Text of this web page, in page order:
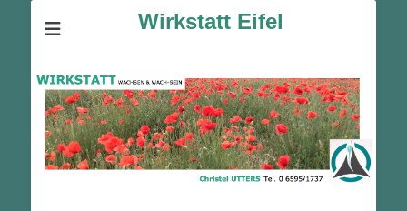
Wirkstatt Eifel